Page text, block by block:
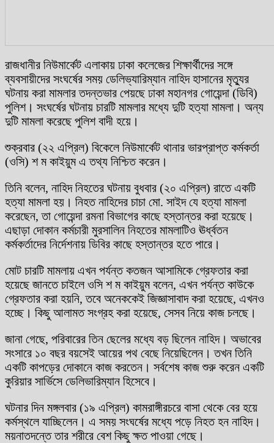
রাজধানীর নিউমার্কেট এলাকায় ঢাকা কলেজের শিক্ষার্থীদের সঙ্গে
ব্যবসায়ীদের সংঘর্ষের সময় ডেলিভ্যারিম্যান নাহিদ হাসানের মৃত্যুর
ঘটনায় করা মামলার তদন্তভার পেয়ছে ঢাকা মহানগর গোয়েন্দা (ডিবি)
পুলিশ। সংঘর্ষের ঘটনায় চারটি মামলার মধ্যে দুটি হত্যা মামলা। অন্য
দুটি মামলা করেছে পুলিশ বাদী হয়ে।
শুক্রবার (২২ এপ্রিল) বিকেলে নিউমার্কেট থানার ভারপ্রাপ্ত কর্মকর্তা
(ওসি) শ ম কাইয়ুম এ তথ্য নিশ্চিত করেন।
তিনি বলেন, নাহিদ নিহতের ঘটনায় বুধবার (২০ এপ্রিল) রাতে একটি
হত্যা মামলা হয়। নিহত নাহিদের চাচা মো. সাইদ যে হত্যা মামলা
করেছেন, তা গোয়েন্দা রমনা বিভাগের কাছে হস্তান্তর করা হয়েছে।
এছাড়া দোকান কর্মচারী মুরসালিন নিহতের মামলাটিও ঊর্ধ্বতন
কর্মকর্তাদের নির্দেশনায় ডিবির কাছে হস্তান্তর হতে পারে।
মোট চারটি মামলায় এখন পর্যন্ত কতজন আসামিকে গ্রেফতার করা
হয়েছে জানতে চাইলে ওসি শ ম কাইয়ুম বলেন, এখন পর্যন্ত কাউকে
গ্রেফতার করা হয়নি, তবে অনেককেই জিজ্ঞাসাবাদ করা হয়েছে, এখনও
হচ্ছে। কিছু আলামত সংগ্রহ করা হয়েছে, সেসব নিয়ে কাজ চলছে।
জানা গেছে, পরিবারের তিন ছেলের মধ্যে বড় ছিলেন নাহিদ। অভাবের
সংসারে ১০ বছর বয়সেই আয়ের পথ বেছে নিয়েছিলেন। তখন তিনি
একটি কাপড়ের দোকানে কাজ করতেন। সর্বশেষ কাজ শুরু করেন একটি
কুরিয়ার সার্ভিসে ডেলিভারিম্যান হিসেবে।
ঘটনার দিন মঙ্গলবার (১৯ এপ্রিল) কামরাঙ্গীরচরে বাসা থেকে বের হয়ে
কর্মস্থলে যাচ্ছিলেন। এ সময় সংঘর্ষের মধ্যে পড়ে নিহত হন নাহিদ।
ময়নাতদন্তে তার শরীরে বেশ কিছু ক্ষত পাওয়া গেছে।